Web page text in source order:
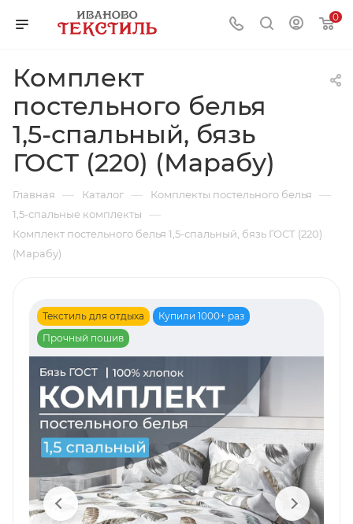
0
Комплект
постельного белья
1,5-спальный, бязь
ГОСТ (220) (Марабу)
Главная — Каталог — Комплекты постельного белья —
1,5-спальные комплекты —
Комплект постельного белья 1,5-спальный, бязь ГОСТ (220)
(Марабу)
Текстиль для отдыха
Купили 1000+ раз
Прочный пошив